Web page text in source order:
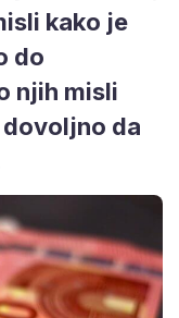
kako je
do
njih misli
da